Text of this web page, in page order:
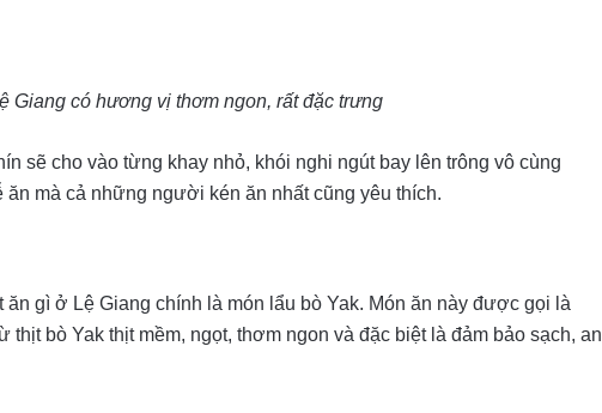
Giang có hương vị thơm ngon, rất đặc trưng
sẽ cho vào từng khay nhỏ, khói nghi ngút bay lên trông vô cùng
mà cả những người kén ăn nhất cũng yêu thích.
gì ở Lệ Giang chính là món lẩu bò Yak. Món ăn này được gọi là
bò Yak thịt mềm, ngọt, thơm ngon và đặc biệt là đảm bảo sạch, an